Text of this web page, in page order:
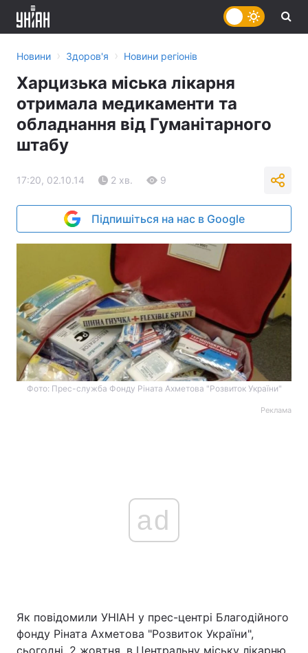
Новини › Здоров'я › Новини регіонів
Харцизька міська лікарня
отримала медикаменти та
обладнання від Гуманітарного
штабу
17:20, 02.10.14 2 хв. 9
Підпишіться на нас в Google
Фото: Прес-служба Фонду Ріната Ахметова "Розвиток України"
Реклама
ad
Як повідомили УНІАН у прес-центрі Благодійного
фонду Ріната Ахметова "Розвиток України",
сьогодні, 2 жовтня, в Центральну міську лікарню